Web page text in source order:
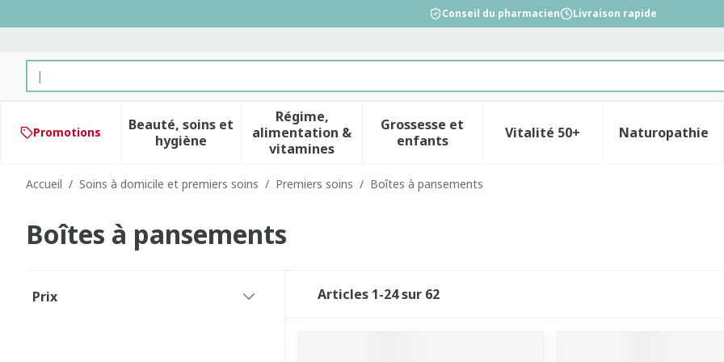
Conseil du pharmacien Livraison rapide
Rechercher
Promotions
Beauté, soins et
hygièneAfficher le sous-menu pour la catégorie Beauté, soins et hygiène
Régime,
alimentation &
vitamines
Afficher le sous-menu pour la catégorie Régime, alimentation &
Grossesse et
enfants
Afficher le sous-menu pour la catégorie
Vitalité 50+Afficher le sous-menu pour
Naturopathie
Afficher
Accueil / Soins à domicile et premiers soins / Premiers soins / Boîtes à pansements
Boîtes à pansements
Prix
Articles 1-24sur 62